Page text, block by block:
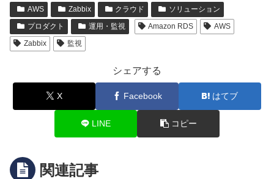
AWS Zabbix クラウド
ソリューション
プロダクト
運用・監視 Amazon RDS
AWS
Zabbix
監視
シェアする
X Facebook はてブ
LINE コピー
関連記事